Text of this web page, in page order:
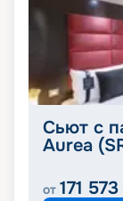
Сьют с
Aurea
от 171 573